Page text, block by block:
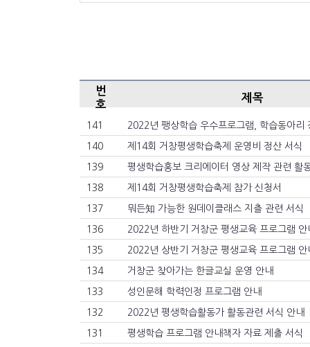
번
호
제목
141 2022년 팽상학습 우수프로그램, 학습동아리
140 제14회 거창평생학습축제 운영비 정산 서식
139 평생학습홍보 크리에이터 영상 제작 관련 활
138 제14회 거창평생학습축제 참가 신청서
137 뭐든知 가능한 원데이클래스 지츨 관련 서식
136 2022년 하반기 거창군 평생교육 프로그램 안
135 2022년 상반기 거창군 평생교육 프로그램 안
134 거창군 찾아가는 한글교실 운영 안내
133 성인문해 학력인정 프로그램 안내
132 2022년 평생학습활동가 활동관련 서식 안내
131 평생학습 프로그램 안내책자 자료 제출 서식